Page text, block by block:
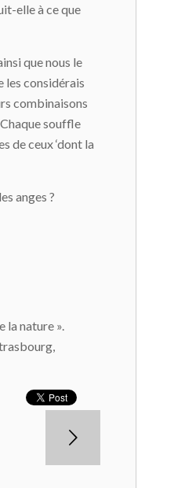
elle à ce que
que nous le
les considérais
combinaisons
souffle
de ceux ‘dont la
anges ?
la nature ».